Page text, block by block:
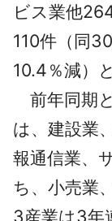
ビス業他
110件（同
10.4％減）
前年同期
は、建設業
報通信業、
ち、小売業
3産業は3年